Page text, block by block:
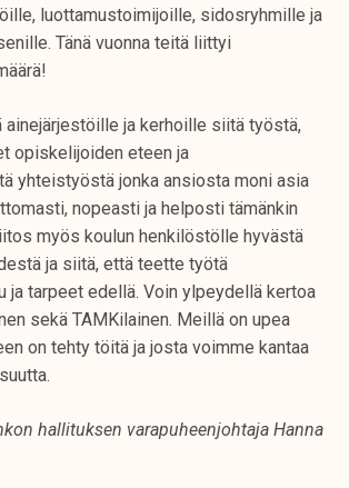
luottamustoimijoille, sidosryhmille ja
Tänä vuonna teitä liittyi
ja kerhoille siitä työstä,
opiskelijoiden eteen ja
yhteistyöstä jonka ansiosta moni asia
nopeasti ja helposti tämänkin
myös koulun henkilöstölle hyvästä
ja siitä, että teette työtä
ja tarpeet edellä. Voin ylpeydellä kertoa
sekä TAMKilainen. Meillä on upea
on tehty töitä ja josta voimme kantaa
hallituksen varapuheenjohtaja Hanna